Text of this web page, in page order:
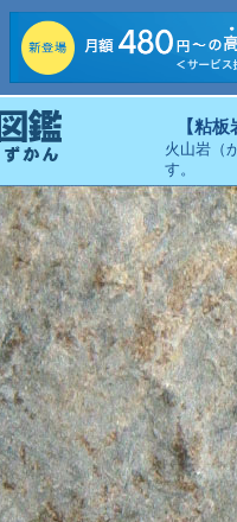
【粘
火山岩（
す。